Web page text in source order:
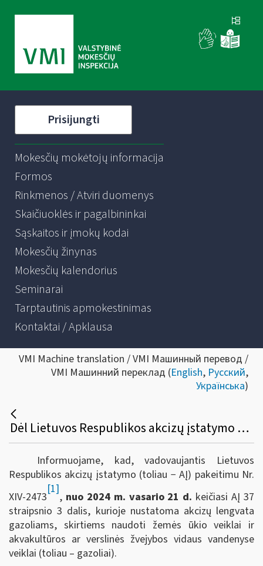
Prisijungti
Mokesčių mokėtojų informacija
Formos
Rinkmenos / Atviri duomenys
Skaičiuoklės ir pagalbininkai
Sąskaitos ir įmokų kodai
Mokesčių žinynas
Mokesčių kalendorius
Seminarai
Tarptautinis apmokestinimas
Kontaktai / Apklausa
VMI Machine translation / VMI Машинный перевод /
VMI Машинний переклад (English, Русский,
Українська)
Dėl Lietuvos Respublikos akcizų įstatymo 37 straipsnio 3 dalies taikymo nuo 2024 m. vasario 21 d.
Informuojame, kad, vadovaujantis Lietuvos
Respublikos akcizų įstatymo (toliau − AĮ) pakeitimu Nr.
XIV-2473
[1]
, nuo 2024 m. vasario 21 d. keičiasi AĮ 37
straipsnio 3 dalis, kurioje nustatoma akcizų lengvata
gazoliams, skirtiems naudoti žemės ūkio veiklai ir
akvakultūros ar verslinės žvejybos vidaus vandenyse
veiklai (toliau – gazoliai).